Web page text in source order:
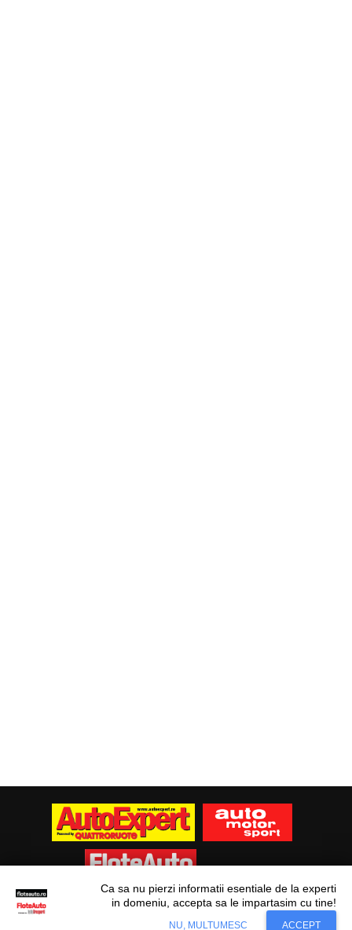
© Flote Auto. Toate drepturile rezervate.
Situl nostru utilizeaza cookies. Ce inseamna
Accept
Ca sa nu pierzi informatii esentiale de la experti
in domeniu, accepta sa le impartasim cu tine!
NU, MULTUMESC ACCEPT